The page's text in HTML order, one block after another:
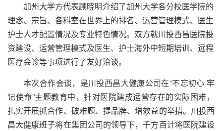
加州大学方代表顾晓明介绍了加州大学各分校医学院的
理念、宗旨、各科室在世界上的排名、运营管理模式、医生
护士人才配置情况及专业特色情况。双方就川投西昌医院投
资建设、运营管理模式及医生、护士海外中短期培训、远程
医疗会诊等事项进行了友好洽谈。
本次合作会谈，是川投西昌大健康公司在“不忘初心 牢
记使命”主题教育中，针对医院建成运营存在的实际困难，
扎实开展抓合作、破难题、提品牌、增效益的举措。川投西
昌大健康班子将在集团公司的领导下，千方百计将医院建设